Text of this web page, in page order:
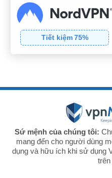
Tiết kiệm 75%
Sứ mệnh của chúng tôi:
mang đến cho người dùng
dụng và hữu ích khi sử dụng
trên